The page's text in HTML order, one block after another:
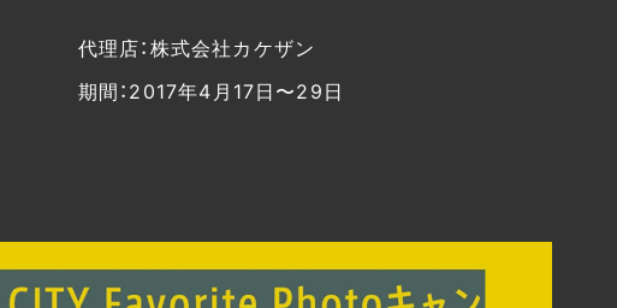
代理店：株式会社カケザン
期間：2017年4月17日〜29日